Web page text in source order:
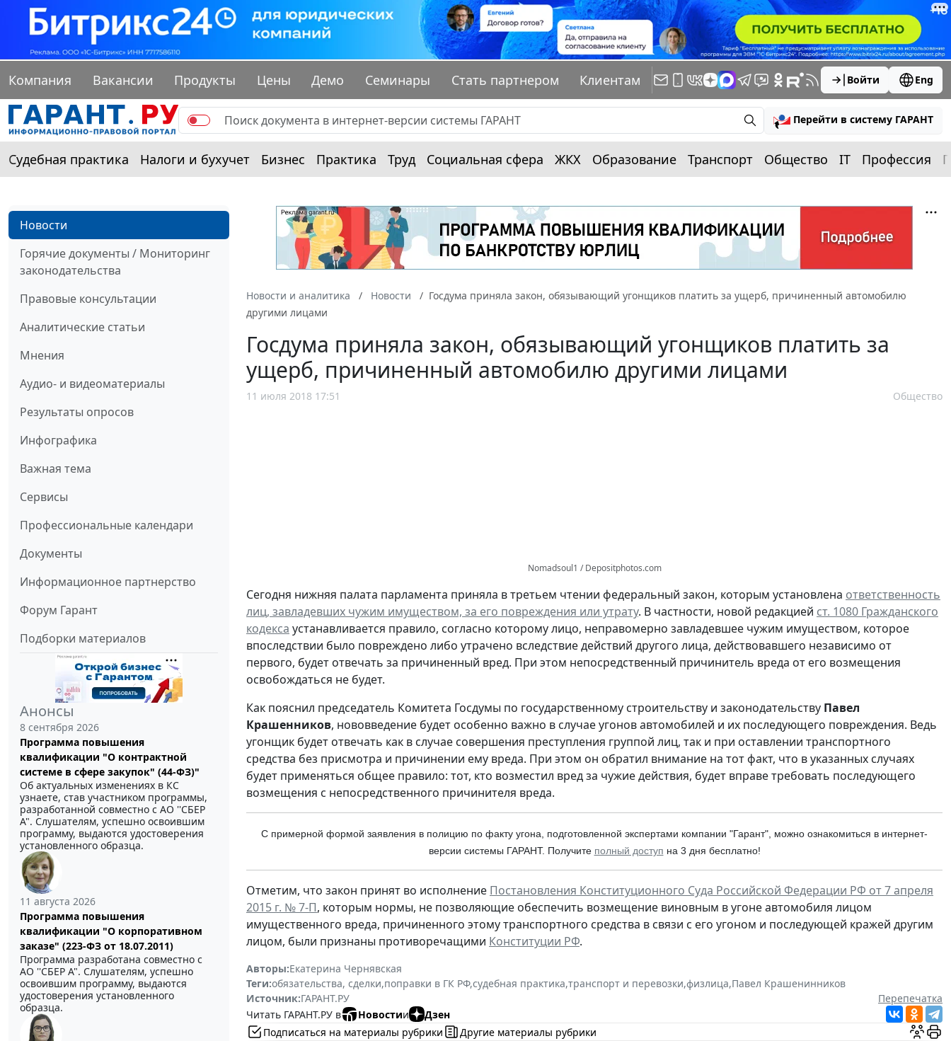
Компания Вакансии Продукты Цены Демо Семинары Стать партнером Клиентам Войти Eng
Перейти в систему ГАРАНТ
Судебная практика Налоги и бухучет Бизнес Практика Труд Социальная сфера ЖКХ Образование Транспорт Общество IT Профессия
Новости
Горячие документы / Мониторинг
законодательства
Правовые консультации
Аналитические статьи
Мнения
Аудио- и видеоматериалы
Результаты опросов
Инфографика
Важная тема
Сервисы
Профессиональные календари
Документы
Информационное партнерство
Форум Гарант
Подборки материалов
Анонсы
8 сентября 2026
Программа повышения
квалификации "О контрактной
системе в сфере закупок" (44-ФЗ)"
Об актуальных изменениях в КС
узнаете, став участником программы,
разработанной совместно с АО ''СБЕР
А". Слушателям, успешно освоившим
программу, выдаются удостоверения
установленного образца.
11 августа 2026
Программа повышения
квалификации "О корпоративном
заказе" (223-ФЗ от 18.07.2011)
Программа разработана совместно с
АО ''СБЕР А". Слушателям, успешно
освоившим программу, выдаются
удостоверения установленного
образца.
Новости и аналитика Новости
Госдума приняла закон, обязывающий угонщиков платить за ущерб, причиненный автомобилю
другими лицами
Госдума приняла закон, обязывающий угонщиков платить за
ущерб, причиненный автомобилю другими лицами
11 июля 2018 17:51 Общество
Nomadsoul1 / Depositphotos.com
Сегодня нижняя палата парламента приняла в третьем чтении федеральный закон, которым установлена ответственность
лиц, завладевших чужим имуществом, за его повреждения или утрату. В частности, новой редакцией ст. 1080 Гражданского
кодекса устанавливается правило, согласно которому лицо, неправомерно завладевшее чужим имуществом, которое
впоследствии было повреждено либо утрачено вследствие действий другого лица, действовавшего независимо от
первого, будет отвечать за причиненный вред. При этом непосредственный причинитель вреда от его возмещения
освобождаться не будет.
Как пояснил председатель Комитета Госдумы по государственному строительству и законодательству Павел
Крашенников, нововведение будет особенно важно в случае угонов автомобилей и их последующего повреждения. Ведь
угонщик будет отвечать как в случае совершения преступления группой лиц, так и при оставлении транспортного
средства без присмотра и причинении ему вреда. При этом он обратил внимание на тот факт, что в указанных случаях
будет применяться общее правило: тот, кто возместил вред за чужие действия, будет вправе требовать последующего
возмещения с непосредственного причинителя вреда.
C примерной формой заявления в полицию по факту угона, подготовленной экспертами компании "Гарант", можно ознакомиться в интернет-
версии системы ГАРАНТ. Получите полный доступ на 3 дня бесплатно!
Отметим, что закон принят во исполнение Постановления Конституционного Суда Российской Федерации РФ от 7 апреля
2015 г. № 7-П, которым нормы, не позволяющие обеспечить возмещение виновным в угоне автомобиля лицом
имущественного вреда, причиненного этому транспортного средства в связи с его угоном и последующей кражей другим
лицом, были признаны противоречащими Конституции РФ.
Авторы:Екатерина Чернявская
Теги:обязательства, сделки,поправки в ГК РФ,судебная практика,транспорт и перевозки,физлица,Павел Крашенинников
Источник:ГАРАНТ.РУ
Перепечатка
Читать ГАРАНТ.РУ в
Новостии
Дзен
Подписаться на материалы рубрики
Другие материалы рубрики